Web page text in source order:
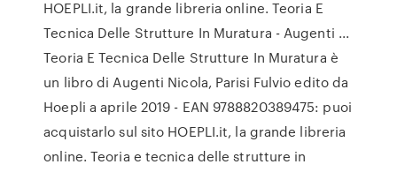
HOEPLI.it, la grande libreria online. Teoria E
Tecnica Delle Strutture In Muratura - Augenti ...
Teoria E Tecnica Delle Strutture In Muratura è
un libro di Augenti Nicola, Parisi Fulvio edito da
Hoepli a aprile 2019 - EAN 9788820389475: puoi
acquistarlo sul sito HOEPLI.it, la grande libreria
online. Teoria e tecnica delle strutture in